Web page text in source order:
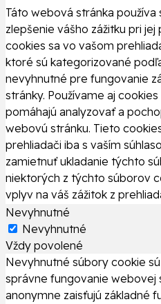
Táto webová stránka používa
zlepšenie vášho zážitku pri
cookies sa vo vašom
ktoré sú kategorizované
nevyhnutné pre fungovanie
stránky. Používame aj
pomáhajú analyzovať a
webovú stránku. Tieto
prehliadači iba s vaším
zamietnuť ukladanie týchto
niektorých z týchto súborov
vplyv na váš zážitok z
Nevyhnutné
Nevyhnutné
Vždy povolené
Nevyhnutné súbory cookie
správne fungovanie webovej
anonymne zaisťujú základné